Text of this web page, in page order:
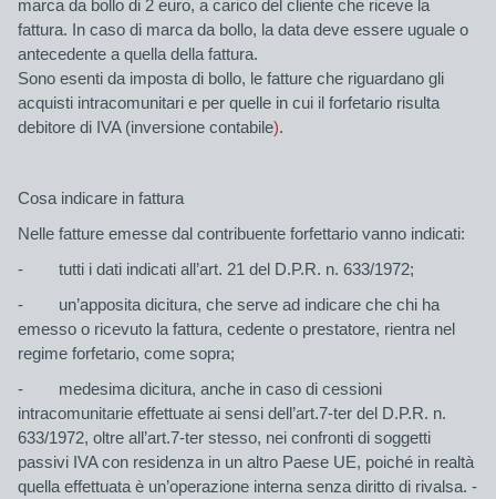
marca da bollo di 2 euro, a carico del cliente che riceve la
fattura. In caso di marca da bollo, la data deve essere uguale o
antecedente a quella della fattura.
Sono esenti da imposta di bollo, le fatture che riguardano gli
acquisti intracomunitari e per quelle in cui il forfetario risulta
debitore di IVA (inversione contabile).
Cosa indicare in fattura
Nelle fatture emesse dal contribuente forfettario vanno indicati:
- tutti i dati indicati all’art. 21 del D.P.R. n. 633/1972;
- un’apposita dicitura, che serve ad indicare che chi ha
emesso o ricevuto la fattura, cedente o prestatore, rientra nel
regime forfetario, come sopra;
- medesima dicitura, anche in caso di cessioni
intracomunitarie effettuate ai sensi dell’art.7-ter del D.P.R. n.
633/1972, oltre all’art.7-ter stesso, nei confronti di soggetti
passivi IVA con residenza in un altro Paese UE, poiché in realtà
quella effettuata è un’operazione interna senza diritto di rivalsa. -